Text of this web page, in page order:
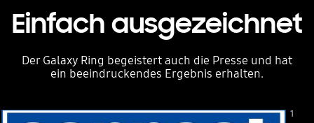
Einfach ausgezeichnet
Der Galaxy Ring begeistert auch die Presse und hat
ein beeindruckendes Ergebnis erhalten.
1